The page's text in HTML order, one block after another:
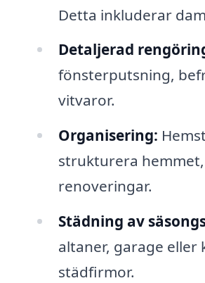
Detta inkluderar
Detaljerad
fönsterputsning,
vitvaror.
Organisering:
strukturera
renoveringar.
Städning av
altaner, garage eller
städfirmor.